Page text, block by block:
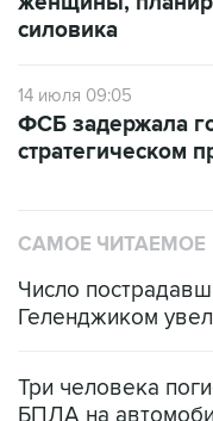
стратегическом
Число
Три человека